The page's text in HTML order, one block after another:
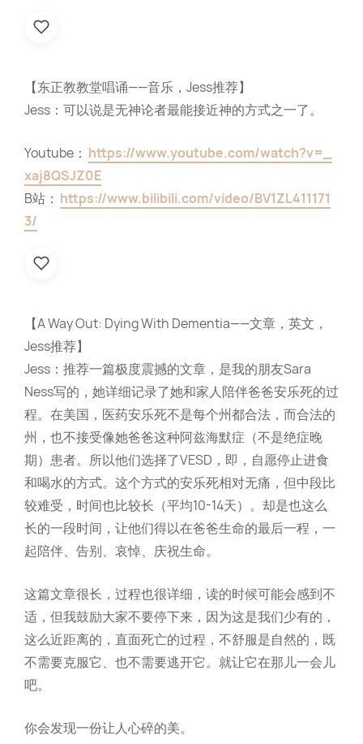
【东正教教堂唱诵——音乐，Jess推荐】
Jess：可以说是无神论者最能接近神的方式之一了。
Youtube： https://www.youtube.com/watch?v=_
xaj8QSJZ0E
B站： https://www.bilibili.com/video/BV1ZL411171
3/
【A Way Out: Dying With Dementia——文章，英文，
Jess推荐】
Jess：推荐一篇极度震撼的文章，是我的朋友Sara
Ness写的，她详细记录了她和家人陪伴爸爸安乐死的过
程。在美国，医药安乐死不是每个州都合法，而合法的
州，也不接受像她爸爸这种阿兹海默症（不是绝症晚
期）患者。所以他们选择了VESD，即，自愿停止进食
和喝水的方式。这个方式的安乐死相对无痛，但中段比
较难受，时间也比较长（平均10-14天）。却是也这么
长的一段时间，让他们得以在爸爸生命的最后一程，一
起陪伴、告别、哀悼、庆祝生命。
这篇文章很长，过程也很详细，读的时候可能会感到不
适，但我鼓励大家不要停下来，因为这是我们少有的，
这么近距离的，直面死亡的过程，不舒服是自然的，既
不需要克服它、也不需要逃开它。就让它在那儿一会儿
吧。
你会发现一份让人心碎的美。